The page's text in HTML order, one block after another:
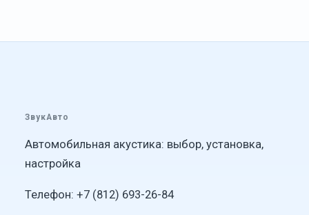
ЗвукАвто
Автомобильная акустика: выбор, установка,
настройка
Телефон: +7 (812) 693-26-84